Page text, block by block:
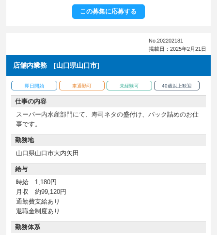
この募集に応募する
No.202202181
掲載日：2025年2月21日
店舗内業務 [山口県山口市]
即日開始 車通勤可 未経験可 40歳以上歓迎
仕事の内容
スーパー内水産部門にて、寿司ネタの盛付け、パック詰めのお仕
事です。
勤務地
山口県山口市大内矢田
給与
時給 1,180円
月収 約99,120円
通勤費支給あり
退職金制度あり
勤務体系